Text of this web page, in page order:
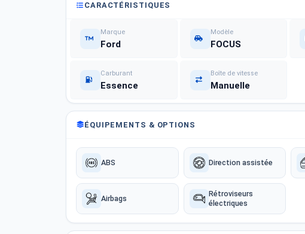
CARACTÉRISTIQUES
Marque
Ford
Modèle
FOCUS
Carburant
Essence
Boîte de vitesse
Manuelle
ÉQUIPEMENTS & OPTIONS
ABS Direction assistée
Airbags
Rétroviseurs
électriques